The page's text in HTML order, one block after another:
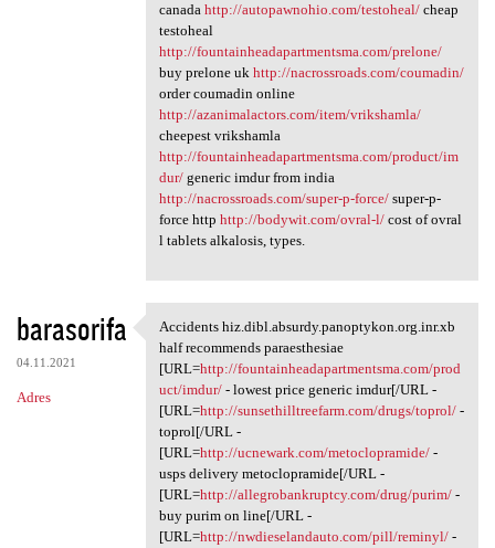
canada http://autopawnohio.com/testoheal/cheap
testoheal
http://fountainheadapartmentsma.com/prelone/
buy prelone uk http://nacrossroads.com/coumadin/
order coumadin online
http://azanimalactors.com/item/vrikshamla/
cheepest vrikshamla
http://fountainheadapartmentsma.com/product/im
dur/generic imdur from india
http://nacrossroads.com/super-p-force/super-p-
force http http://bodywit.com/ovral-l/cost of ovral
l tablets alkalosis, types.
barasorifa
04.11.2021
Adres
Accidents hiz.dibl.absurdy
Accidents hiz.dibl.absurdy.panoptykon.org.inr.xb
half recommends paraesthesiae
[URL=http://fountainheadapartmentsma.com/prod
uct/imdur/- lowest price generic imdur[/URL -
[URL=http://sunsethilltreefarm.com/drugs/toprol/-
toprol[/URL -
[URL=http://ucnewark.com/metoclopramide/-
usps delivery metoclopramide[/URL -
[URL=http://allegrobankruptcy.com/drug/purim/-
buy purim on line[/URL -
[URL=http://nwdieselandauto.com/pill/reminyl/-